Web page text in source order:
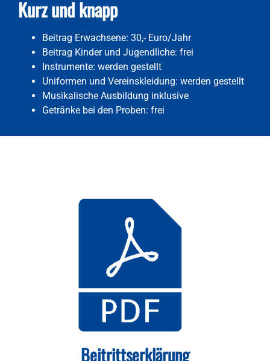
Kurz und knapp
Beitrag Erwachsene: 30,- Euro/Jahr
Beitrag Kinder und Jugendliche: frei
Instrumente: werden gestellt
Uniformen und Vereinskleidung: werden gestellt
Musikalische Ausbildung inklusive
Getränke bei den Proben: frei
Beitrittserklärung